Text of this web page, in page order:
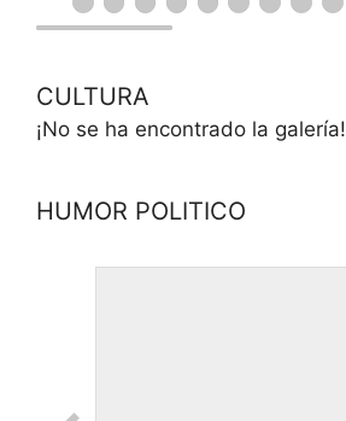
CULTURA
¡No se ha encontrado la galería!
HUMOR POLITICO